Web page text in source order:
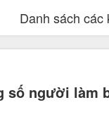
Danh sách các
số người làm